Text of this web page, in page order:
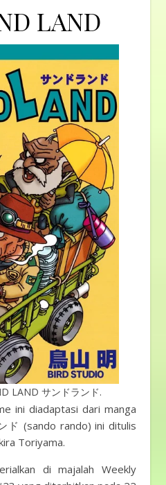
LAND
LAND サンドランド.
ini diadaptasi dari manga
ド (sando rando) ini ditulis
Toriyama.
di majalah Weekly